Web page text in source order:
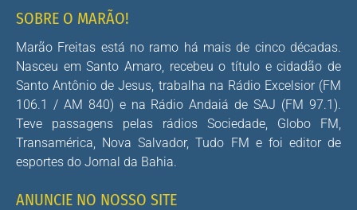
SOBRE O MARÃO!
Marão Freitas está no ramo há mais de cinco décadas.
Nasceu em Santo Amaro, recebeu o título e cidadão de
Santo Antônio de Jesus, trabalha na Rádio Excelsior (FM
106.1 / AM 840) e na Rádio Andaiá de SAJ (FM 97.1).
Teve passagens pelas rádios Sociedade, Globo FM,
Transamérica, Nova Salvador, Tudo FM e foi editor de
esportes do Jornal da Bahia.
ANUNCIE NO NOSSO SITE